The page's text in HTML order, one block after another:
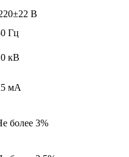
В
Гц
кВ
мА
более 3%